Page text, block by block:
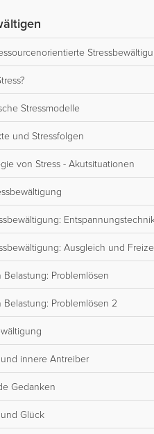
Stressmodelle
und Stressfolgen
von Stress - Akutsituationen
Ausgleich und
Problemlösen
Problemlösen 2
innere Antreiber
Gedanken
Glück